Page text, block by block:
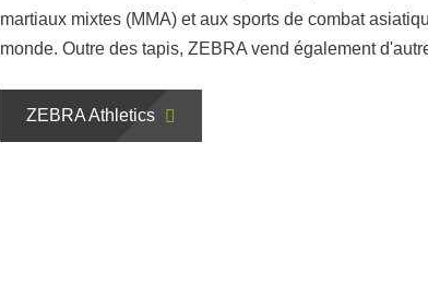
martiaux mixtes (MMA) et aux sports de combat
monde. Outre des tapis, ZEBRA vend également
ZEBRA Athletics